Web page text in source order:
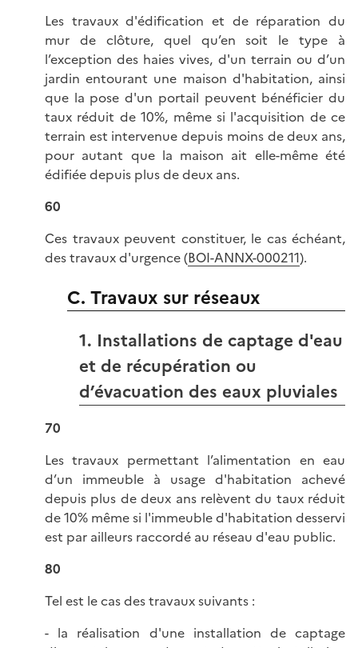
Les travaux d'édification et de réparation du
mur de clôture, quel qu’en soit le type à
l’exception des haies vives, d'un terrain ou d’un
jardin entourant une maison d'habitation, ainsi
que la pose d'un portail peuvent bénéficier du
taux réduit de 10%, même si l'acquisition de ce
terrain est intervenue depuis moins de deux ans,
pour autant que la maison ait elle-même été
édifiée depuis plus de deux ans.
60
Ces travaux peuvent constituer, le cas échéant,
des travaux d'urgence (BOI-ANNX-000211).
C. Travaux sur réseaux
1. Installations de captage d'eau
et de récupération ou
d’évacuation des eaux pluviales
70
Les travaux permettant l’alimentation en eau
d’un immeuble à usage d'habitation achevé
depuis plus de deux ans relèvent du taux réduit
de 10% même si l'immeuble d'habitation desservi
est par ailleurs raccordé au réseau d'eau public.
80
Tel est le cas des travaux suivants :
- la réalisation d'une installation de captage